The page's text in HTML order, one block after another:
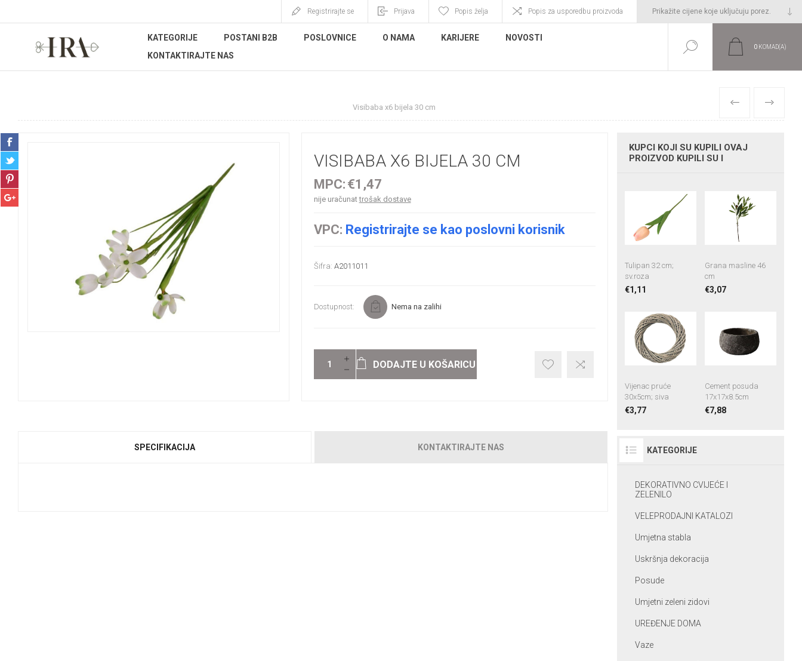
Registrirajte se Prijava Popis želja Popis za usporedbu proizvoda
KATEGORIJE POSTANI B2B POSLOVNICE O NAMA KARIJERE
NOVOSTI
KONTAKTIRAJTE NAS
0 KOMAD(A)
Visibaba x6 bijela 30 cm PRETHODNI
SLIJEDEĆI
VISIBABA X6 BIJELA 30 CM
MPC: €1,47
nije uračunattrošak dostave
VPC: Registrirajte se kao poslovni korisnik
Šifra: A2011011
Dostupnost: Nema na zalihi
DODAJTE U KOŠARICU
SPECIFIKACIJA KONTAKTIRAJTE NAS
KUPCI KOJI SU KUPILI OVAJ
PROIZVOD KUPILI SU I
Tulipan 32 cm;
sv.roza
€1,11
Grana masline 46
cm
€3,07
Vijenac pruće
30x5cm; siva
€3,77
Cement posuda
17x17x8.5cm
€7,88
KATEGORIJE
DEKORATIVNO CVIJEĆE I
ZELENILO
VELEPRODAJNI KATALOZI
Umjetna stabla
Uskršnja dekoracija
Posude
Umjetni zeleni zidovi
UREĐENJE DOMA
Vaze